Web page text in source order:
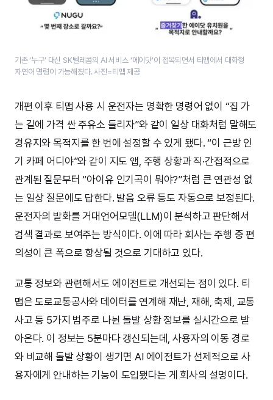
기존 ‘누구’ 대신 SK텔레콤의 AI 서비스 ‘에이닷’이 접목되면서 티맵에서 대화형
자연어 명령이 가능해졌다. 사진=티맵 제공
개편 이후 티맵 사용 시 운전자는 명확한 명령어 없이 “집 가
는 길에 가격 싼 주유소 들리자”와 같이 일상 대화처럼 말해도
경유지와 목적지를 한 번에 설정할 수 있게 됐다. “이 근방 인
기 카페 어디야”와 같이 지도 앱, 주행 상황과 직·간접적으로
관계된 질문부터 “아이유 인기곡이 뭐야?”처럼 큰 연관성 없
는 일상 질문에도 답한다. 발음 오류 등도 자동으로 보정된다.
운전자의 발화를 거대언어모델(LLM)이 분석하고 판단해서
검색 결과로 보여주는 방식이다. 이에 따라 회사는 주행 중 편
의성이 큰 폭으로 향상될 것으로 기대하고 있다.
교통 정보와 관련해서도 에이전트로 개선되는 점이 있다. 티
맵은 도로교통공사와 데이터를 연계해 재난, 재해, 축제, 교통
사고 등 5가지 범주로 나뉜 돌발 상황 정보를 실시간으로 받
아온다. 이 정보는 5분마다 갱신되는데, 사용자의 이동 경로
와 비교해 돌발 상황이 생기면 AI 에이전트가 선제적으로 사
용자에게 안내하는 기능이 도입됐다는 게 회사의 설명이다.